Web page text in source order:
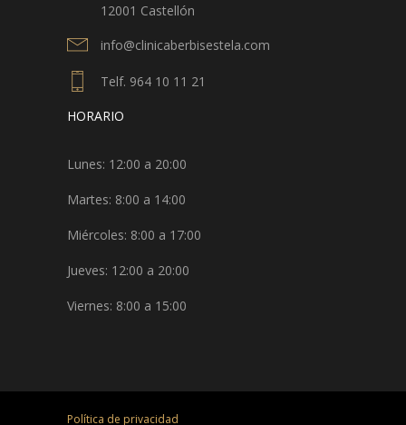
12001 Castellón
info@clinicaberbisestela.com
Telf. 964 10 11 21
HORARIO
Lunes: 12:00 a 20:00
Martes: 8:00 a 14:00
Miércoles: 8:00 a 17:00
Jueves: 12:00 a 20:00
Viernes: 8:00 a 15:00
Política de privacidad